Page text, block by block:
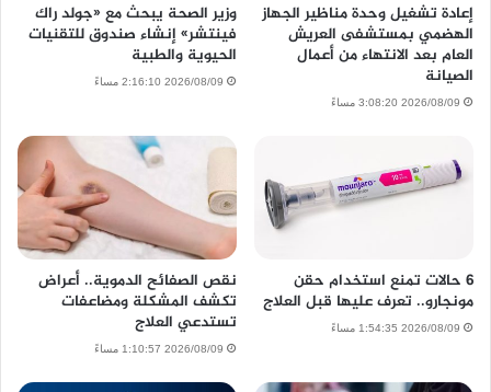
إعادة تشغيل وحدة مناظير الجهاز
الهضمي بمستشفى العريش
العام بعد الانتهاء من أعمال
الصيانة
2026/08/09 3:08:20 مساءً
وزير الصحة يبحث مع «جولد راك
فينتشر» إنشاء صندوق للتقنيات
الحيوية والطبية
2026/08/09 2:16:10 مساءً
6 حالات تمنع استخدام حقن
مونجارو.. تعرف عليها قبل العلاج
2026/08/09 1:54:35 مساءً
نقص الصفائح الدموية.. أعراض
تكشف المشكلة ومضاعفات
تستدعي العلاج
2026/08/09 1:10:57 مساءً